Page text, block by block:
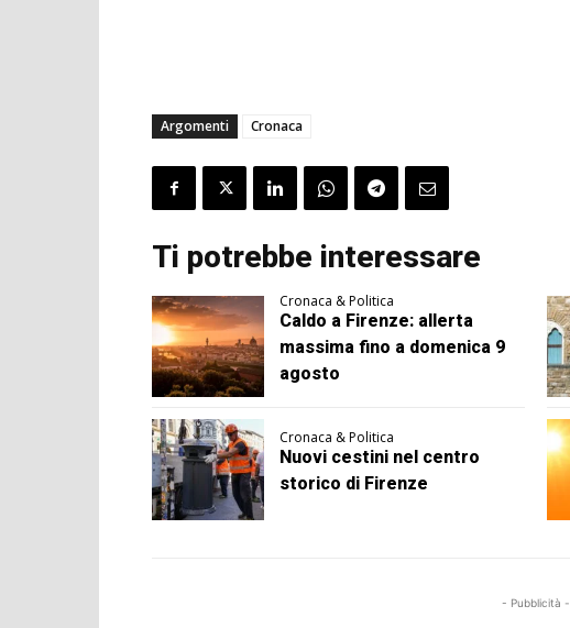
Argomenti Cronaca
Ti potrebbe interessare
Cronaca & Politica
Caldo a Firenze: allerta
massima fino a domenica 9
agosto
Cronaca & Politica
Nuovi cestini nel centro
storico di Firenze
- Pubblicità -